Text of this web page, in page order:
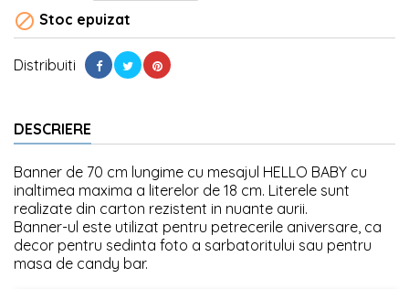
 Stoc epuizat
Distribuiti
DESCRIERE
Banner de 70 cm lungime cu mesajul HELLO BABY cu
inaltimea maxima a literelor de 18 cm. Literele sunt
realizate din carton rezistent in nuante aurii.
Banner-ul este utilizat pentru petrecerile aniversare, ca
decor pentru sedinta foto a sarbatoritului sau pentru
masa de candy bar.